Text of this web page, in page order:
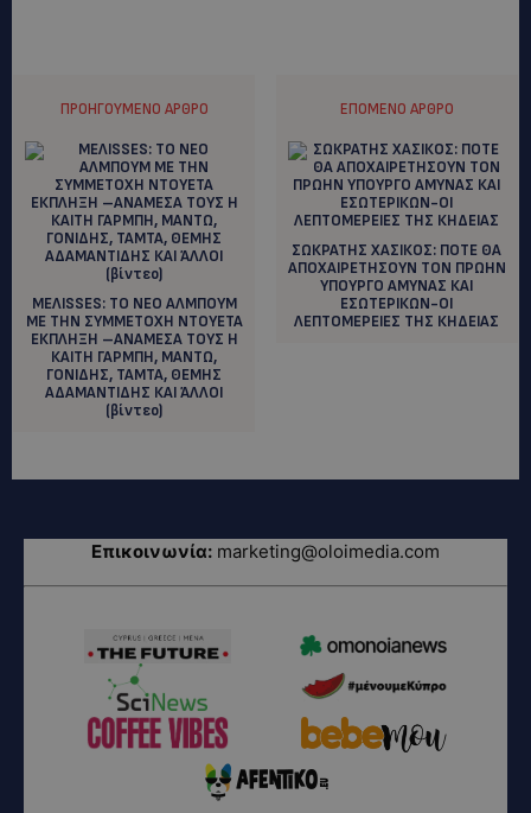
ΠΡΟΗΓΟΎΜΕΝΟ ΆΡΘΡΟ
MEΛΙSSES: TO NEO ΑΛΜΠΟΥΜ
ΜΕ ΤΗΝ ΣΥΜΜΕΤΟΧΗ ΝΤΟΥΕΤΑ
ΕΚΠΛΗΞΗ –ΑΝΑΜΕΣΑ ΤΟΥΣ Η
ΚΑΙΤΗ ΓΑΡΜΠΗ, ΜΑΝΤΩ,
ΓΟΝΙΔΗΣ, ΤΑΜΤΑ, ΘΕΜΗΣ
ΑΔΑΜΑΝΤΙΔΗΣ ΚΑΙ ΆΛΛΟΙ
(βίντεο)
ΕΠΌΜΕΝΟ ΆΡΘΡΟ
ΣΩΚΡΑΤΗΣ ΧΑΣΙΚΟΣ: ΠΟΤΕ ΘΑ
ΑΠΟΧΑΙΡΕΤΗΣΟΥΝ ΤΟΝ ΠΡΩΗΝ
ΥΠΟΥΡΓΟ ΑΜΥΝΑΣ ΚΑΙ
ΕΣΩΤΕΡΙΚΩΝ-ΟΙ
ΛΕΠΤΟΜΕΡΕΙΕΣ ΤΗΣ ΚΗΔΕΙΑΣ
Επικοινωνία: marketing@oloimedia.com